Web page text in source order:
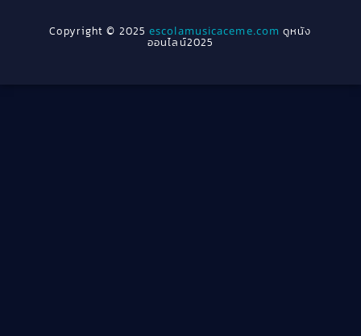
Cult Film(4)
1940
Copyright © 2025escolamusicaceme.com ดูหนัง
ออนไลน์2025